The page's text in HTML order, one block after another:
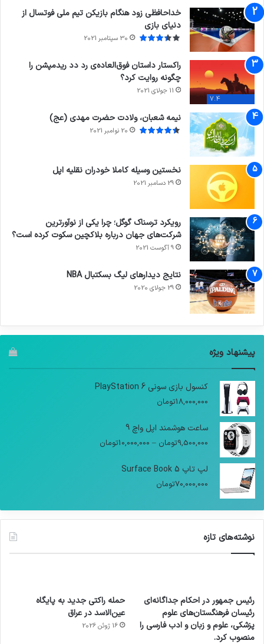
خداحافظی زود هنگام بازیکن تیم ملی فوتسال از
دنیای بازی
30 سپتامبر 2021
7.4
راکستار داستان فوق‌العاده‌ی رد دد ریدمپشن را
چگونه روایت کرد؟
11 جولای 2021
نیمه شعبان، ولادت حضرت مهدی (عج)
20 نوامبر 2021
نخستین وسیله کاملا خودران نقلیه اپل
29 دسامبر 2021
رویکرد ترسناک گوگل؛ چرا یکی از نوآورترین
شرکت‌های جهان درباره بلاکچین سکوت کرده است؟
9 آگوست 2021
نتایج دیدار‌های لیگ بسکتبال NBA
29 جولای 2020
پیشنهاد ویژه
کنسول بازی سونی PlayStation 6
18,000,000تومان
ساعت هوشمند اپل واچ 9
9,500,000تومان –
10,000,000تومان
لپ تاپ Surface Book 5
70,000,000تومان
نوشته‌های تازه
رئیس جمهور در احکام جداگانه‌ای
رئیسان فرهنگستان‌های علوم
پزشکی، علوم و زبان و ادب فارسی را
منصوب کرد.
حمله راکتی جدید به پایگاه
عین‌الاسد در عراق
16 ژوئن 2026